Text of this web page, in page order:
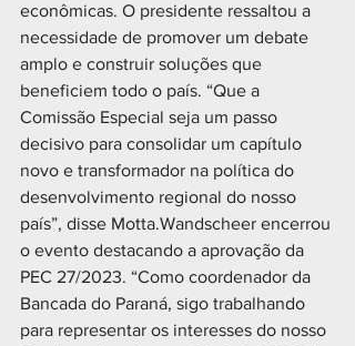
econômicas. O presidente ressaltou a
necessidade de promover um debate
amplo e construir soluções que
beneficiem todo o país. “Que a
Comissão Especial seja um passo
decisivo para consolidar um capítulo
novo e transformador na política do
desenvolvimento regional do nosso
país”, disse Motta.Wandscheer encerrou
o evento destacando a aprovação da
PEC 27/2023. “Como coordenador da
Bancada do Paraná, sigo trabalhando
para representar os interesses do nosso